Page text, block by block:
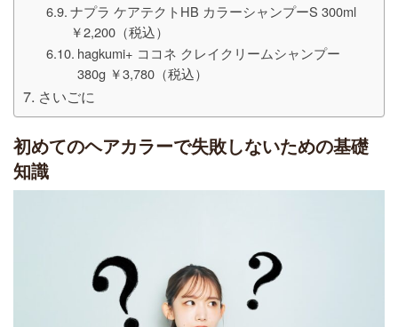
ナプラ ケアテクトHB カラーシャンプーS 300ml
￥2,200（税込）
hagkumi+ ココネ クレイクリームシャンプー
380g ￥3,780（税込）
さいごに
初めてのヘアカラーで失敗しないための基礎
知識